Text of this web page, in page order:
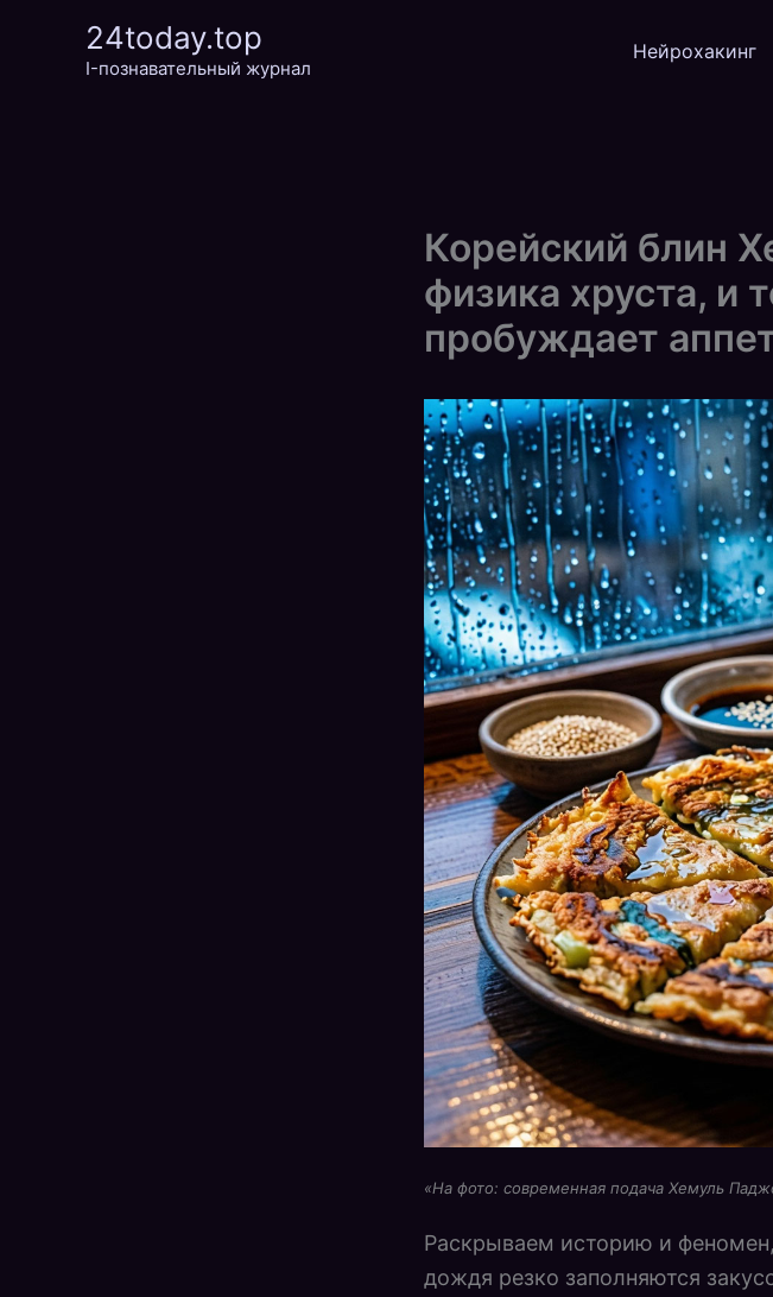
содержимому
24today.top
I-познавательный журнал
Нейрохакинг
Корейский блин
физика хруста, и
пробуждает
«На фото: современная подача Хемуль
Раскрываем историю и
дождя резко заполняются